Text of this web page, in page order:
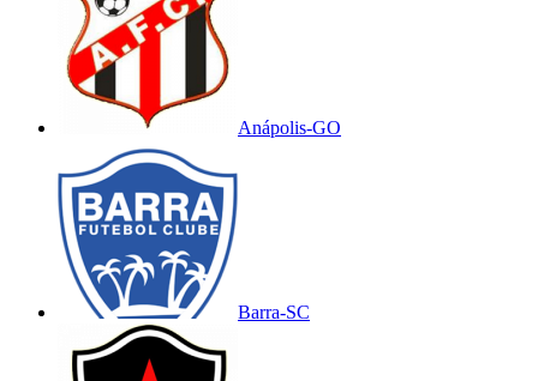
Anápolis-GO
Barra-SC